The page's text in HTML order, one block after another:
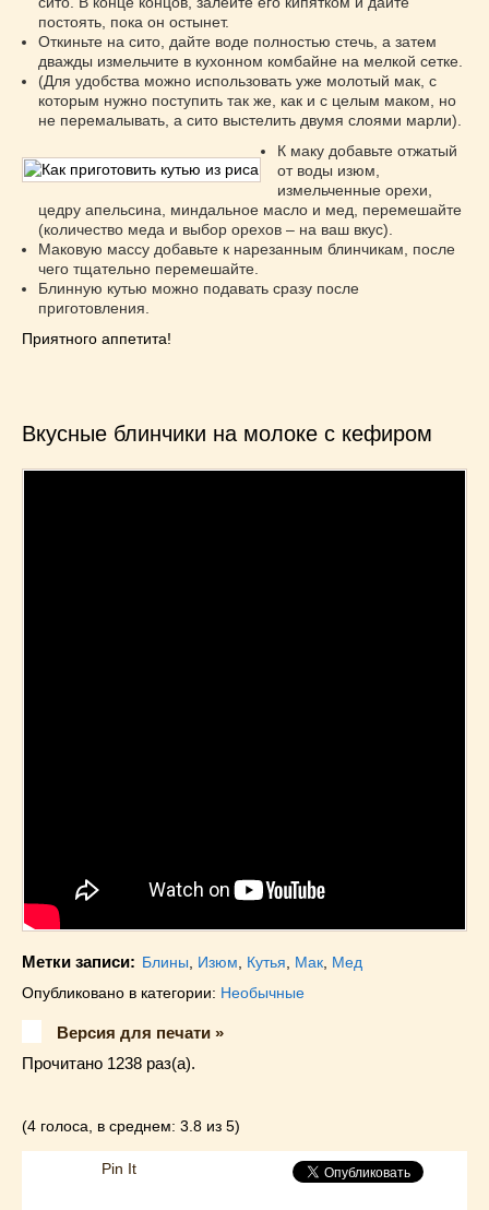
постоять, пока он остынет.
Откиньте на сито, дайте воде полностью стечь, а затем
дважды измельчите в кухонном комбайне на мелкой сетке.
(Для удобства можно использовать уже молотый мак, с
которым нужно поступить так же, как и с целым маком, но
не перемалывать, а сито выстелить двумя слоями марли).
К маку добавьте отжатый
от воды изюм,
измельченные орехи,
цедру апельсина, миндальное масло и мед, перемешайте
(количество меда и выбор орехов – на ваш вкус).
Маковую массу добавьте к нарезанным блинчикам, после
чего тщательно перемешайте.
Блинную кутью можно подавать сразу после
приготовления.
Приятного аппетита!
Вкусные блинчики на молоке с кефиром
Метки записи: Блины Изюм Кутья Мак Мед
Опубликовано в категории: Необычные
Версия для печати »
Прочитано 1238 раз(a).
(4 голоса, в среднем: 3.8 из 5)
Pin It